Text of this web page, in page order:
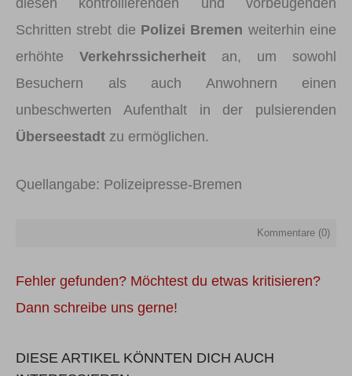
diesen kontrollierenden und vorbeugenden
Schritten strebt die Polizei Bremen weiterhin eine
erhöhte Verkehrssicherheit an, um sowohl
Besuchern als auch Anwohnern einen
unbeschwerten Aufenthalt in der pulsierenden
Überseestadt zu ermöglichen.
Quellangabe: Polizeipresse-Bremen
Kommentare (0)
Fehler gefunden? Möchtest du etwas kritisieren?
Dann schreibe uns gerne!
DIESE ARTIKEL KÖNNTEN DICH AUCH